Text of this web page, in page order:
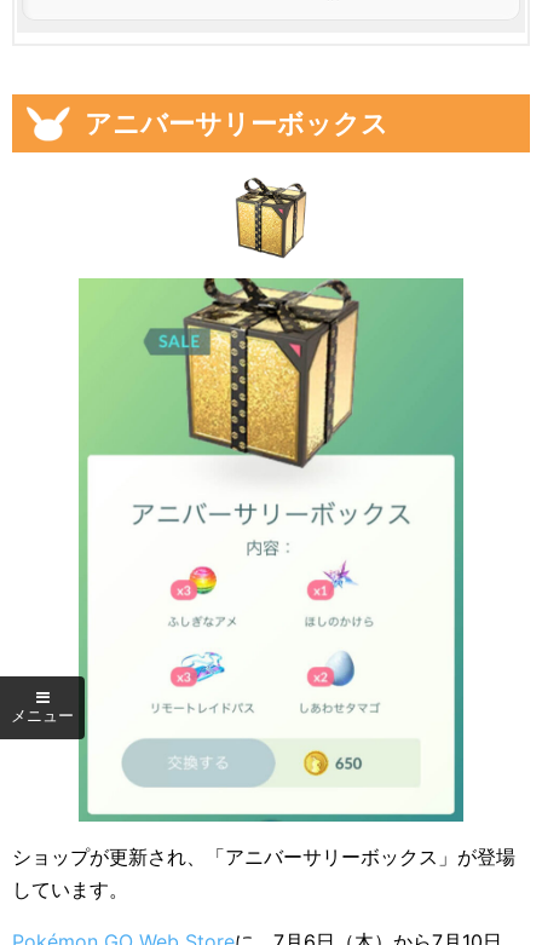
アニバーサリーボックス
ショップが更新され、「アニバーサリーボックス」が登場
しています。